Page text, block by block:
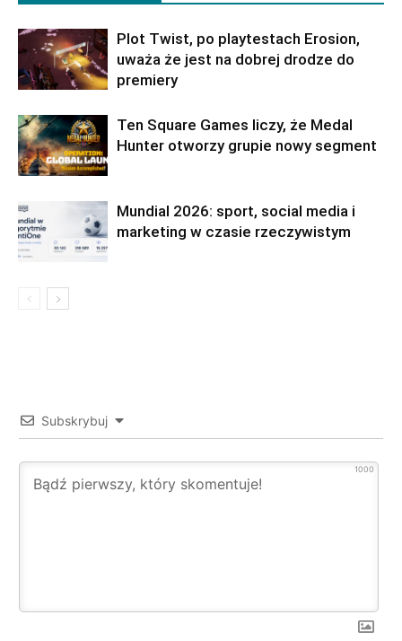
Plot Twist, po playtestach Erosion,
uważa że jest na dobrej drodze do
premiery
Ten Square Games liczy, że Medal
Hunter otworzy grupie nowy segment
Mundial 2026: sport, social media i
marketing w czasie rzeczywistym
Subskrybuj
1000